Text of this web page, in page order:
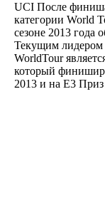
UCI После
категории World
сезоне 2013 года
Текущим лидером
WorldTour
который
2013 и на Е3